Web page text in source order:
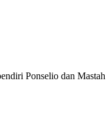
Ponselio dan